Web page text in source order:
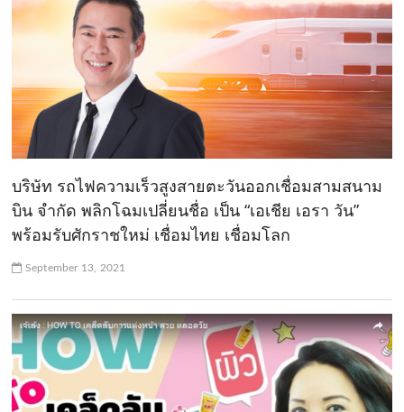
บริษัท รถไฟความเร็วสูงสายตะวันออกเชื่อมสามสนาม
บิน จำกัด พลิกโฉมเปลี่ยนชื่อ เป็น “เอเชีย เอรา วัน”
พร้อมรับศักราชใหม่ เชื่อมไทย เชื่อมโลก
September 13, 2021